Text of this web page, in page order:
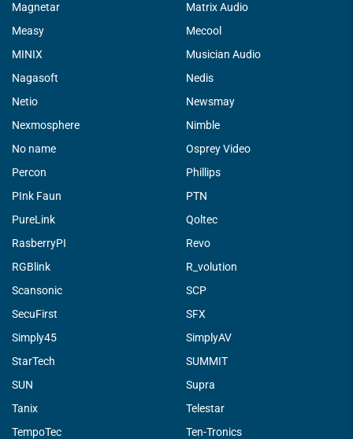
Magnetar
Matrix Audio
Measy
Mecool
MINIX
Musician Audio
Nagasoft
Nedis
Netio
Newsmay
Nexmosphere
Nimble
No name
Osprey Video
Percon
Phillips
PInk Faun
PTN
PureLink
Qoltec
RasberryPI
Revo
RGBlink
R_volution
Scansonic
SCP
SecuFirst
SFX
Simply45
SimplyAV
StarTech
SUMMIT
SUN
Supra
Tanix
Telestar
TempoTec
Ten-Tronics